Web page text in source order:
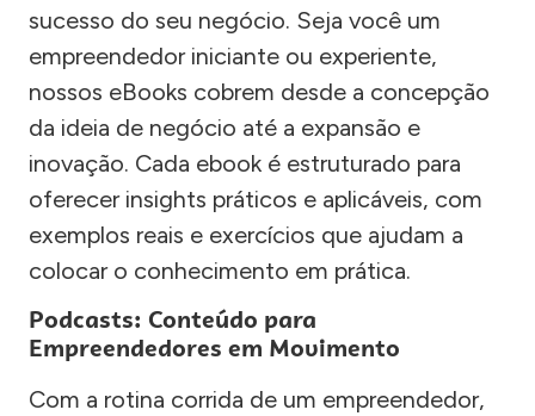
sucesso do seu negócio. Seja você um
empreendedor iniciante ou experiente,
nossos eBooks cobrem desde a concepção
da ideia de negócio até a expansão e
inovação. Cada ebook é estruturado para
oferecer insights práticos e aplicáveis, com
exemplos reais e exercícios que ajudam a
colocar o conhecimento em prática.
Podcasts: Conteúdo para
Empreendedores em Movimento
Com a rotina corrida de um empreendedor,